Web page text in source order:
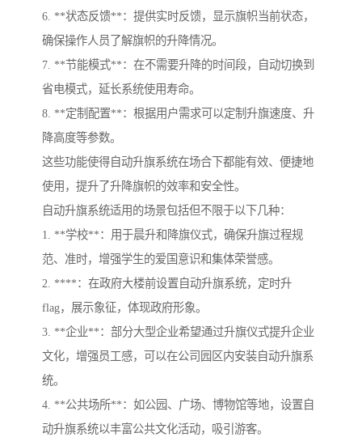
6. **状态反馈**：提供实时反馈，显示旗帜当前状态，
确保操作人员了解旗帜的升降情况。
7. **节能模式**：在不需要升降的时间段，自动切换到
省电模式，延长系统使用寿命。
8. **定制配置**：根据用户需求可以定制升旗速度、升
降高度等参数。
这些功能使得自动升旗系统在场合下都能有效、便捷地
使用，提升了升降旗帜的效率和安全性。
自动升旗系统适用的场景包括但不限于以下几种：
1. **学校**：用于晨升和降旗仪式，确保升旗过程规
范、准时，增强学生的爱国意识和集体荣誉感。
2. ****：在政府大楼前设置自动升旗系统，定时升
flag，展示象征，体现政府形象。
3. **企业**：部分大型企业希望通过升旗仪式提升企业
文化，增强员工感，可以在公司园区内安装自动升旗系
统。
4. **公共场所**：如公园、广场、博物馆等地，设置自
动升旗系统以丰富公共文化活动，吸引游客。